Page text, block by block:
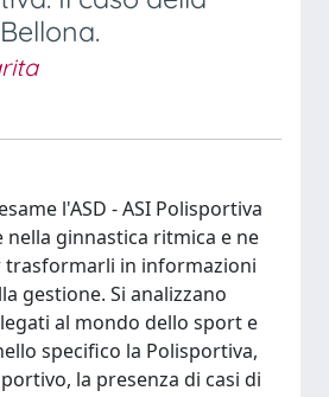
l'ASD - ASI Polisportiva
nella ginnastica ritmica e ne
trasformarli in informazioni
gestione. Si analizzano
al mondo dello sport e
specifico la Polisportiva,
la presenza di casi di